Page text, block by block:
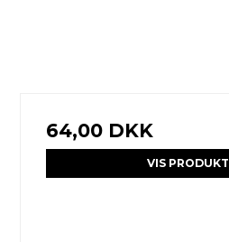
64,00 DKK
VIS PRODUKT